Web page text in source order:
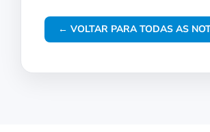
← VOLTAR PARA TODAS AS